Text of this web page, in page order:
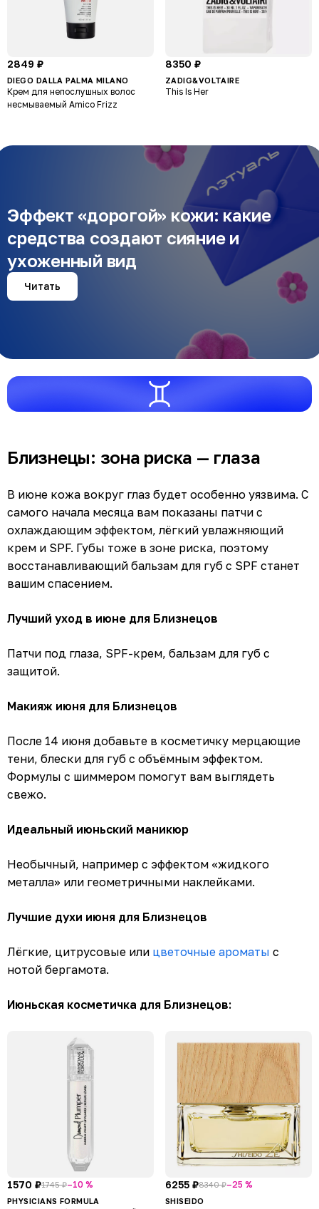
2849 ₽
DIEGO DALLA PALMA MILANO
Крем для непослушных волос
несмываемый Amico Frizz
8350 ₽
ZADIG&VOLTAIRE
This Is Her
Эффект «дорогой» кожи: какие
средства создают сияние и
ухоженный вид
Читать
Близнецы: зона риска — глаза
В июне кожа вокруг глаз будет особенно уязвима. С
самого начала месяца вам показаны патчи с
охлаждающим эффектом, лёгкий увлажняющий
крем и SPF. Губы тоже в зоне риска, поэтому
восстанавливающий бальзам для губ с SPF станет
вашим спасением.
Лучший уход в июне для Близнецов
Патчи под глаза, SPF-крем, бальзам для губ с
защитой.
Макияж июня для Близнецов
После 14 июня добавьте в косметичку мерцающие
тени, блески для губ с объёмным эффектом.
Формулы с шиммером помогут вам выглядеть
свежо.
Идеальный июньский маникюр
Необычный, например с эффектом «жидкого
металла» или геометричными наклейками.
Лучшие духи июня для Близнецов
Лёгкие, цитрусовые или цветочные ароматы с
нотой бергамота.
Июньская косметичка для Близнецов:
1570 ₽1745 ₽–10 %
PHYSICIANS FORMULA
6255 ₽8340 ₽–25 %
SHISEIDO